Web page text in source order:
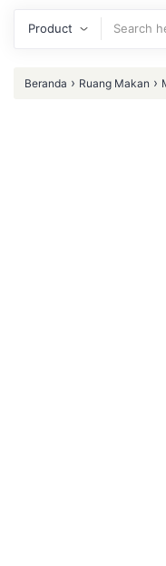
Beranda › Ruang Makan ›